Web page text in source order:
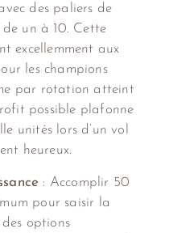
des paliers de
un à 10. Cette
excellemment aux
les champions
par rotation atteint
possible plafonne
unités lors d’un vol
heureux.
: Accomplir 50
pour saisir la
options